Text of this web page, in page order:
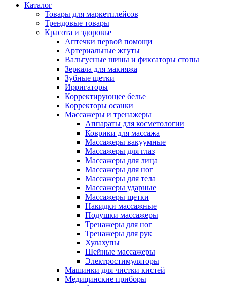
Каталог
Товары для маркетплейсов
Трендовые товары
Красота и здоровье
Аптечки первой помощи
Артериальные жгуты
Вальгусные шины и фиксаторы стопы
Зеркала для макияжа
Зубные щетки
Ирригаторы
Корректирующее белье
Корректоры осанки
Массажеры и тренажеры
Аппараты для косметологии
Коврики для массажа
Массажеры вакуумные
Массажеры для глаз
Массажеры для лица
Массажеры для ног
Массажеры для тела
Массажеры ударные
Массажеры щетки
Накидки массажные
Подушки массажеры
Тренажеры для ног
Тренажеры для рук
Хулахупы
Шейные массажеры
Электростимуляторы
Машинки для чистки кистей
Медицинские приборы